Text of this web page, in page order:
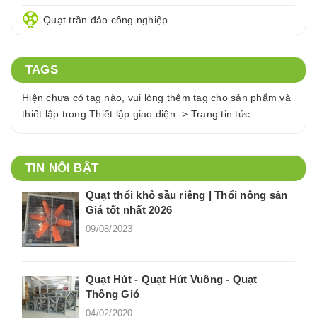
Quạt trần đảo công nghiệp
TAGS
Hiện chưa có tag nào, vui lòng thêm tag cho sản phẩm và
thiết lập trong Thiết lập giao diện -> Trang tin tức
TIN NỔI BẬT
Quạt thổi khô sầu riêng | Thổi nông sản
Giá tốt nhất 2026
09/08/2023
Quạt Hút - Quạt Hút Vuông - Quạt
Thông Gió
04/02/2020